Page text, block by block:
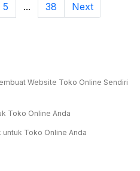
5 ... 38 Next
Website Toko Online Sendiri
Toko Online Anda
Toko Online Anda